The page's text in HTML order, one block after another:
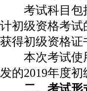
考试科目包括
计初级资格考
获得初级资格证
本次考试使用
发的2019年度初